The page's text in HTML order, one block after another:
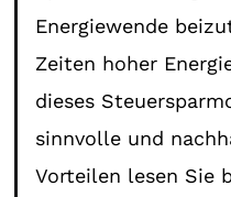
Energiewende
Zeiten hoher
dieses
sinnvolle und
Vorteilen lesen Sie